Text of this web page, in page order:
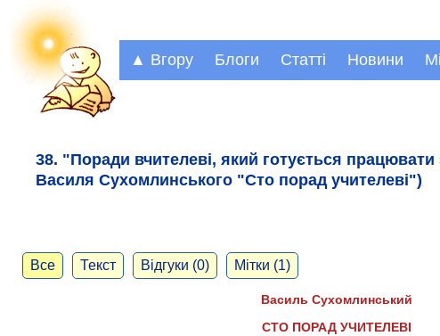
▲ Вгору Блоги Статті Новини
38. "Поради вчителеві, який готується
Василя Сухомлинського "Сто порад учителеві")
Все Текст Відгуки (0) Мітки (1)
Василь Сухомлинський
СТО ПОРАД УЧИТЕЛЕВІ